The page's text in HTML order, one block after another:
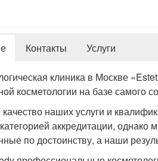
Контакты Услуги
клиника в Москве
косметологии на базе самого
наших услуги и
аккредитации, однако
по достоинству, а наши